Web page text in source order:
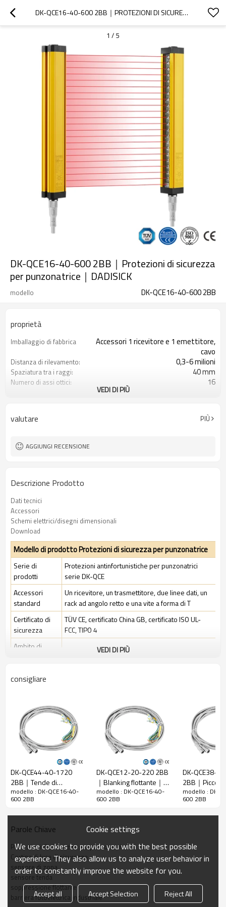
DK-QCE16-40-600 2BB｜PROTEZIONI DI SICUREZZA PER PUNZONATRICE｜DADISICK
1 / 5
DK-QCE16-40-600 2BB｜Protezioni di sicurezza
per punzonatrice｜DADISICK
modello DK-QCE16-40-600 2BB
proprietà
Imballaggio di fabbrica
Accessori 1 ricevitore e 1 emettitore,
cavo
Distanza di rilevamento: 0,3-6 milioni
Spaziatura tra i raggi: 40 mm
Numero di assi ottici: 16
Spina di interfaccia Dotato di connettore M12
Certificazione:
VEDI DI PIÙ
valutare PIÙ
AGGIUNGI RECENSIONE
Descrizione Prodotto
Dati tecnici
Accessori
Schemi elettrici/disegni dimensionali
Download
Modello di prodotto Protezioni di sicurezza per punzonatrice
Serie di
prodotti
Protezioni antinfortunistiche per punzonatrici
serie DK-QCE
Accessori
standard
Un ricevitore, un trasmettitore, due linee dati, un
rack ad angolo retto e una vite a forma di T
Certificato di
sicurezza
TÜV CE, certificato China GB, certificato ISO UL-
FCC, TIPO 4
Ambito di
Ambiente industriale standard
Caratteristiche
risoluzione
Controlla la
precisione
48 mm
Numero di
16
Altezza di
protezione
La dimensione
30mm*30mm*L, L è la lunghezza dell'emettitore e
Distanza di
30-6000mm
Tempo di
risposta
≤15 ms
Dati meccanici
Materiale
VEDI DI PIÙ
consigliare
DK-QCE44-40-1720
2BB｜Tende di
sicurezza per macchine
｜DADISICK
modello : DK-QCE16-40-
600 2BB
DK-QCE12-20-220 2BB
｜Blanking flottante｜
DADISICK
modello : DK-QCE16-40-
600 2BB
DK-QCE38-
2BB｜
fotoelettrica
｜DADISICK
modello : DK-
600 2BB
Parole Chiave
Protezioni di sicurezza per punzonatrice
Cortina di luce di sicurezza
sensore di zona
sensore tenda
soppressione flottante
barriera fotoelettrica industriale
Cookie settings
We use cookies to provide you with the best possible
experience. They also allow us to analyze user behavior in
order to constantly improve the website for you.
Accept all Accept Selection Reject All